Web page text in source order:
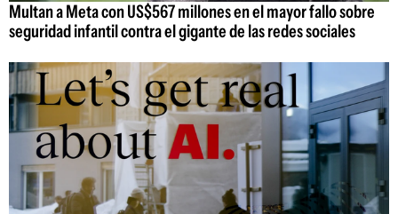
Multan a Meta con US$567 millones en el mayor fallo sobre
seguridad infantil contra el gigante de las redes sociales